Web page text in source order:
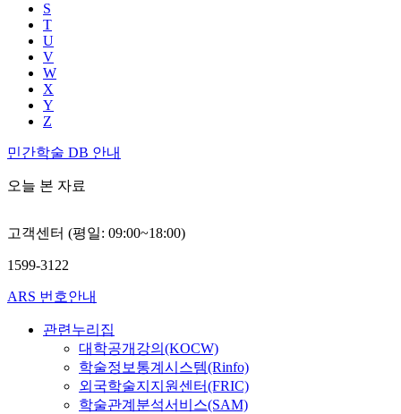
S
T
U
V
W
X
Y
Z
민간학술 DB 안내
오늘 본 자료
고객센터 (평일: 09:00~18:00)
1599-3122
ARS 번호안내
관련누리집
대학공개강의(KOCW)
학술정보통계시스템(Rinfo)
외국학술지지원센터(FRIC)
학술관계분석서비스(SAM)